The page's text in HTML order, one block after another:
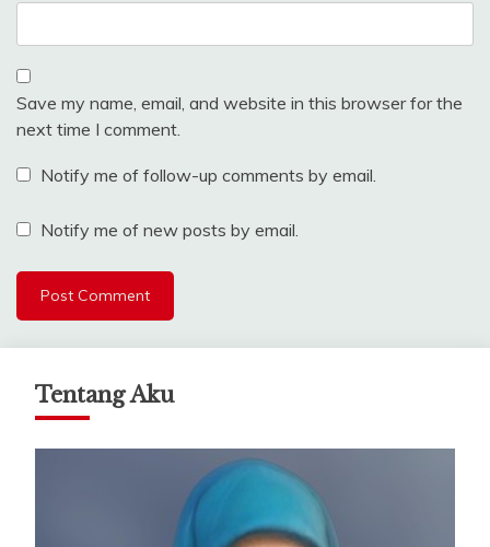
Save my name, email, and website in this browser for the
next time I comment.
Notify me of follow-up comments by email.
Notify me of new posts by email.
Tentang Aku